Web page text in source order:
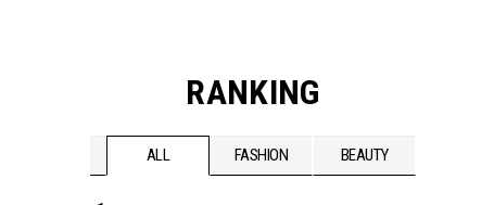
RANKING
ALL FASHION BEAUTY